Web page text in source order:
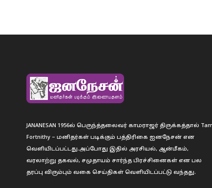
JANANESAN 1956ல் பெருந்த்தலைவர் காமராஜர் திருக்கத்தால்
Fortnithy – மனிதர்கள் படிக்கும் பத்திரிகை ஐனநேசன் என
வெளியிடப்பட்டது.அப்போது இதில் அரசியல், ஆன்மீகம்,
வரலாற்று தகவல், சமுதாயம் சார்ந்த பிரச்சினைகள் என பல
தரப்பு விரும்பும் வகை செய்திகள் வெளியிடப்பட்டு வந்தது.